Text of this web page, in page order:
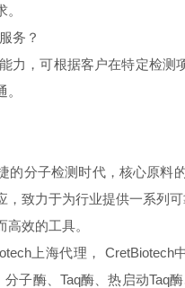
务？
力，可根据客户在特定检
的分子检测时代，核心原料
，致力于为行业提供一系列
效的工具。
上海代理，
子酶、Taq酶、热启动Taq